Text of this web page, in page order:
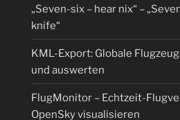
„Seven-six – hear nix“ –
knife“
KML-Export: Globale
und auswerten
FlugMonitor – Echtzeit-
OpenSky visualisieren